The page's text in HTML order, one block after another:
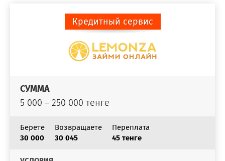
Кредитный сервис
СУММА
5 000 – 250 000 тенге
Берете
30 000
Возвращаете
30 045
Переплата
45 тенге